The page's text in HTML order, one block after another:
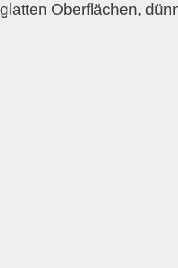
Oberflächen,